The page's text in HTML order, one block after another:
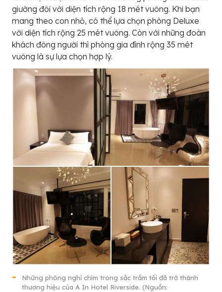
giường đôi với diện tích rộng 18 mét vuông. Khi bạn
mang theo con nhỏ, có thể lựa chọn phòng Deluxe
với diện tích rộng 25 mét vuông. Còn với những đoàn
khách đông người thì phòng gia đình rộng 35 mét
vuông là sự lựa chọn hợp lý.
Những phòng nghỉ chìm trong sắc trầm tối đã trở thành
thương hiệu của A In Hotel Riverside. (Nguồn: